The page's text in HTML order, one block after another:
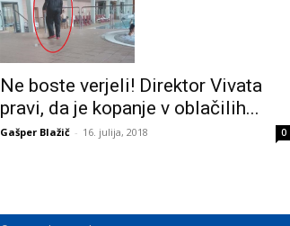
Ne boste verjeli! Direktor Vivata
pravi, da je kopanje v oblačilih...
Gašper Blažič - 16. julija, 2018 0